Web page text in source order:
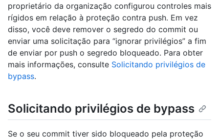
proprietário da organização configurou controles mais
rígidos em relação à proteção contra push. Em vez
disso, você deve remover o segredo do commit ou
enviar uma solicitação para “ignorar privilégios” a fim
de enviar por push o segredo bloqueado. Para obter
mais informações, consulte Solicitando privilégios de
bypass.
Solicitando privilégios de bypass
Se o seu commit tiver sido bloqueado pela proteção